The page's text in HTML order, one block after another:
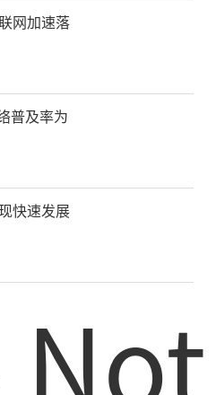
网加速落
普及率为
快速发展
Not